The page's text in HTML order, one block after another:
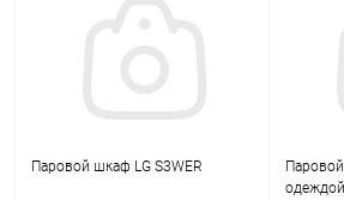
Паровой шкаф LG S3WER